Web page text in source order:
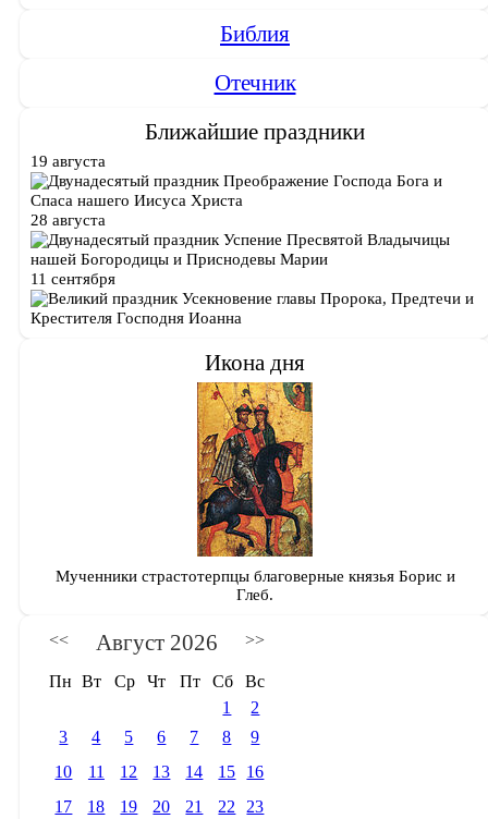
Библия
Отечник
Ближайшие праздники
19 августа
Преображение Господа Бога и
Спаса нашего Иисуса Христа
28 августа
Успение Пресвятой Владычицы
нашей Богородицы и Приснодевы Марии
11 сентября
Усекновение главы Пророка, Предтечи и
Крестителя Господня Иоанна
Икона дня
Мученники страстотерпцы благоверные князья Борис и
Глеб.
<< Август 2026 >>
Пн Вт Ср Чт Пт Сб
Вс
1
2
3
4 5 6 7 8
9
10
11 12 13 14 15
16
17
18 19 20 21 22
23